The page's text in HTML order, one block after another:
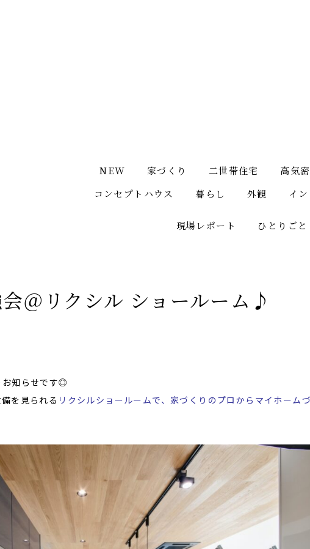
NEW 家づくり 二世帯住宅
高気
コンセプトハウス
暮らし 外観 イ
現場レポート ひとりごと
＠リクシル ショールーム♪
お知らせです◎
を見られる リクシルショールームで、家づくりのプロからマイホーム